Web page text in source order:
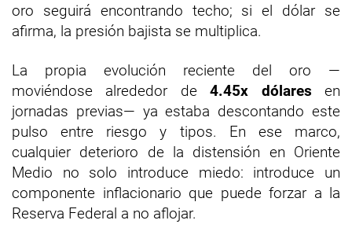
oro seguirá encontrando techo; si el dólar se
afirma, la presión bajista se multiplica.
La propia evolución reciente del oro —
moviéndose alrededor de4.45x dólares en
jornadas previas— ya estaba descontando este
pulso entre riesgo y tipos. En ese marco,
cualquier deterioro de la distensión en Oriente
Medio no solo introduce miedo: introduce un
componente inflacionario que puede forzar a la
Reserva Federal a no aflojar.